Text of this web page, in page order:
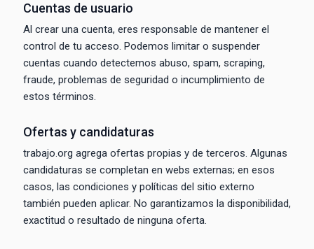
Cuentas de usuario
Al crear una cuenta, eres responsable de mantener el
control de tu acceso. Podemos limitar o suspender
cuentas cuando detectemos abuso, spam, scraping,
fraude, problemas de seguridad o incumplimiento de
estos términos.
Ofertas y candidaturas
trabajo.org agrega ofertas propias y de terceros. Algunas
candidaturas se completan en webs externas; en esos
casos, las condiciones y políticas del sitio externo
también pueden aplicar. No garantizamos la disponibilidad,
exactitud o resultado de ninguna oferta.